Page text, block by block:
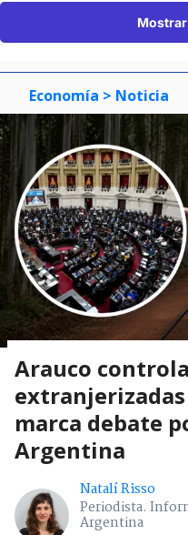
Economía > Noticia
Arauco
marca debate
Argentina
Natalí Risso
Periodista.
Argentina